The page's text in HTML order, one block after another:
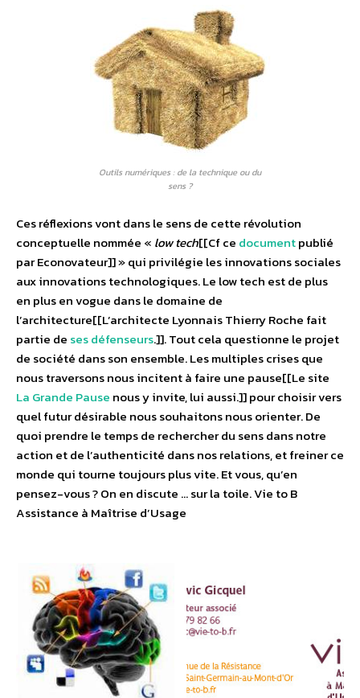
Outils numériques : de la technique ou du
sens ?
Ces réflexions vont dans le sens de cette révolution
conceptuelle nommée « low tech[[Cf ce documentpublié
par Econovateur]] » qui privilégie les innovations sociales
aux innovations technologiques. Le low tech est de plus
en plus en vogue dans le domaine de
l’architecture[[L’architecte Lyonnais Thierry Roche fait
partie de ses défenseurs.]]. Tout cela questionne le projet
de société dans son ensemble. Les multiples crises que
nous traversons nous incitent à faire une pause[[Le site
La Grande Pause nous y invite, lui aussi.]] pour choisir vers
quel futur désirable nous souhaitons nous orienter. De
quoi prendre le temps de rechercher du sens dans notre
action et de l’authenticité dans nos relations, et freiner ce
monde qui tourne toujours plus vite. Et vous, qu’en
pensez-vous ? On en discute … sur la toile. Vie to B
Assistance à Maîtrise d’Usage